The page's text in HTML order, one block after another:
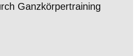
Ganzkörpertraining